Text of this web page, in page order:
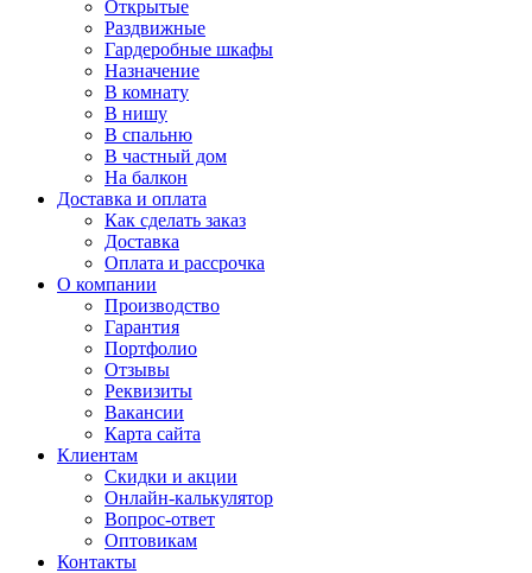
Открытые
Раздвижные
Гардеробные шкафы
Назначение
В комнату
В нишу
В спальню
В частный дом
На балкон
Доставка и оплата
Как сделать заказ
Доставка
Оплата и рассрочка
О компании
Производство
Гарантия
Портфолио
Отзывы
Реквизиты
Вакансии
Карта сайта
Клиентам
Скидки и акции
Онлайн-калькулятор
Вопрос-ответ
Оптовикам
Контакты